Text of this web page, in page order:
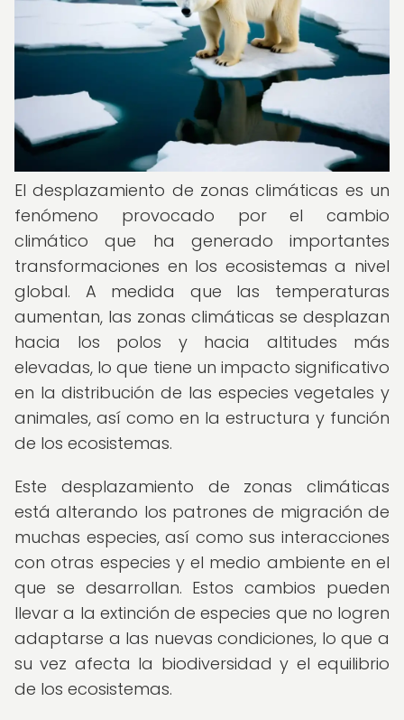
El desplazamiento de zonas climáticas es un
fenómeno provocado por el cambio
climático que ha generado importantes
transformaciones en los ecosistemas a nivel
global. A medida que las temperaturas
aumentan, las zonas climáticas se desplazan
hacia los polos y hacia altitudes más
elevadas, lo que tiene un impacto significativo
en la distribución de las especies vegetales y
animales, así como en la estructura y función
de los ecosistemas.
Este desplazamiento de zonas climáticas
está alterando los patrones de migración de
muchas especies, así como sus interacciones
con otras especies y el medio ambiente en el
que se desarrollan. Estos cambios pueden
llevar a la extinción de especies que no logren
adaptarse a las nuevas condiciones, lo que a
su vez afecta la biodiversidad y el equilibrio
de los ecosistemas.